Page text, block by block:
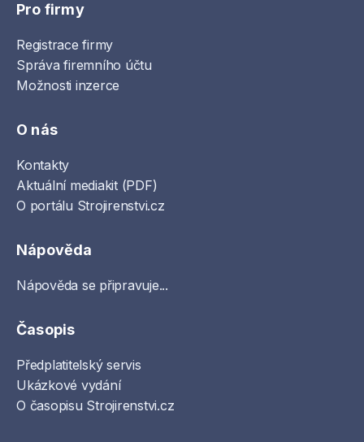
Pro firmy
Registrace firmy
Správa firemního účtu
Možnosti inzerce
O nás
Kontakty
Aktuální mediakit (PDF)
O portálu Strojirenstvi.cz
Nápověda
Nápověda se připravuje...
Časopis
Předplatitelský servis
Ukázkové vydání
O časopisu Strojirenstvi.cz